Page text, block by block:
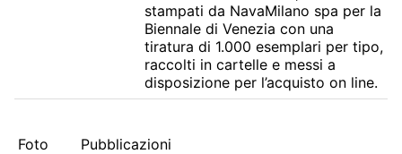
stampati da NavaMilano spa per la
Biennale di Venezia con una
tiratura di 1.000 esemplari per tipo,
raccolti in cartelle e messi a
disposizione per l’acquisto on line.
Foto Pubblicazioni